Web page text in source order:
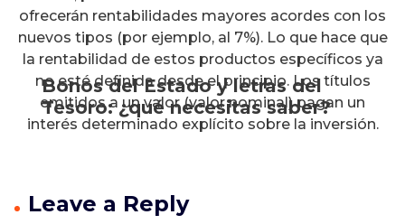
Bonos del Estado y letras del
Tesoro: ¿qué necesitas saber?
ofrecerán rentabilidades mayores acordes con los
nuevos tipos (por ejemplo, al 7%). Lo que hace que
la rentabilidad de estos productos específicos ya
no esté definida desde el principio. Los títulos
emitidos a un valor (valor nominal) pagan un
interés determinado explícito sobre la inversión.
Leave a Reply